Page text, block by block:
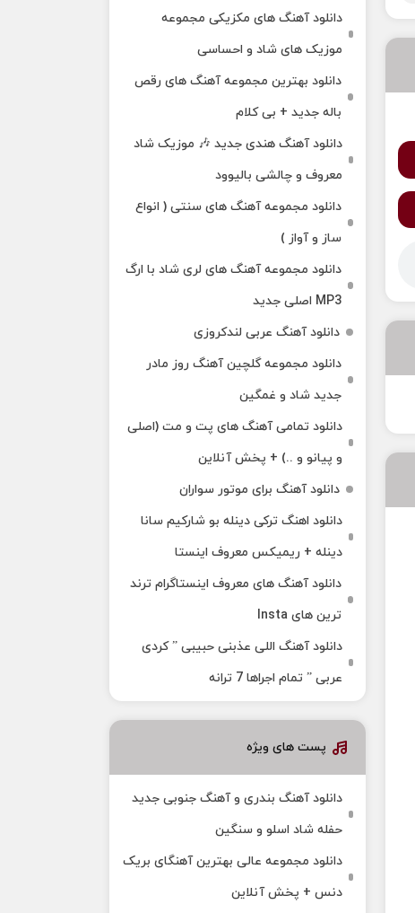
دانلود آهنگ‌ های مکزیکی مجموعه
موزیک‌ های شاد و احساسی
دانلود بهترین مجموعه آهنگ های رقص
باله جدید + بی کلام
دانلود آهنگ هندی جدید 🎶 موزیک شاد
معروف و چالشی بالیوود
دانلود مجموعه آهنگ های سنتی ( انواع
ساز و آواز )
دانلود مجموعه آهنگ های لری شاد با ارگ
MP3 اصلی جدید
دانلود آهنگ عربی لندکروزی
دانلود مجموعه گلچین آهنگ روز مادر
جدید شاد و غمگین
دانلود تمامی آهنگ های پت و مت (اصلی
و پیانو و ..) + پخش آنلاین
دانلود آهنگ برای موتور سواران
دانلود اهنگ ترکی دینله بو شارکیم سانا
دینله + ریمیکس معروف اینستا
دانلود آهنگ‌ های معروف اینستاگرام ترند
ترین های Insta
دانلود آهنگ اللی عذبنی حبیبی ” کردی
عربی ” تمام اجراها 7 ترانه
پست های ویژه
دانلود آهنگ بندری و آهنگ جنوبی جدید
حفله شاد اسلو و سنگین
دانلود مجموعه عالی بهترین آهنگای بریک
دنس + پخش آنلاین